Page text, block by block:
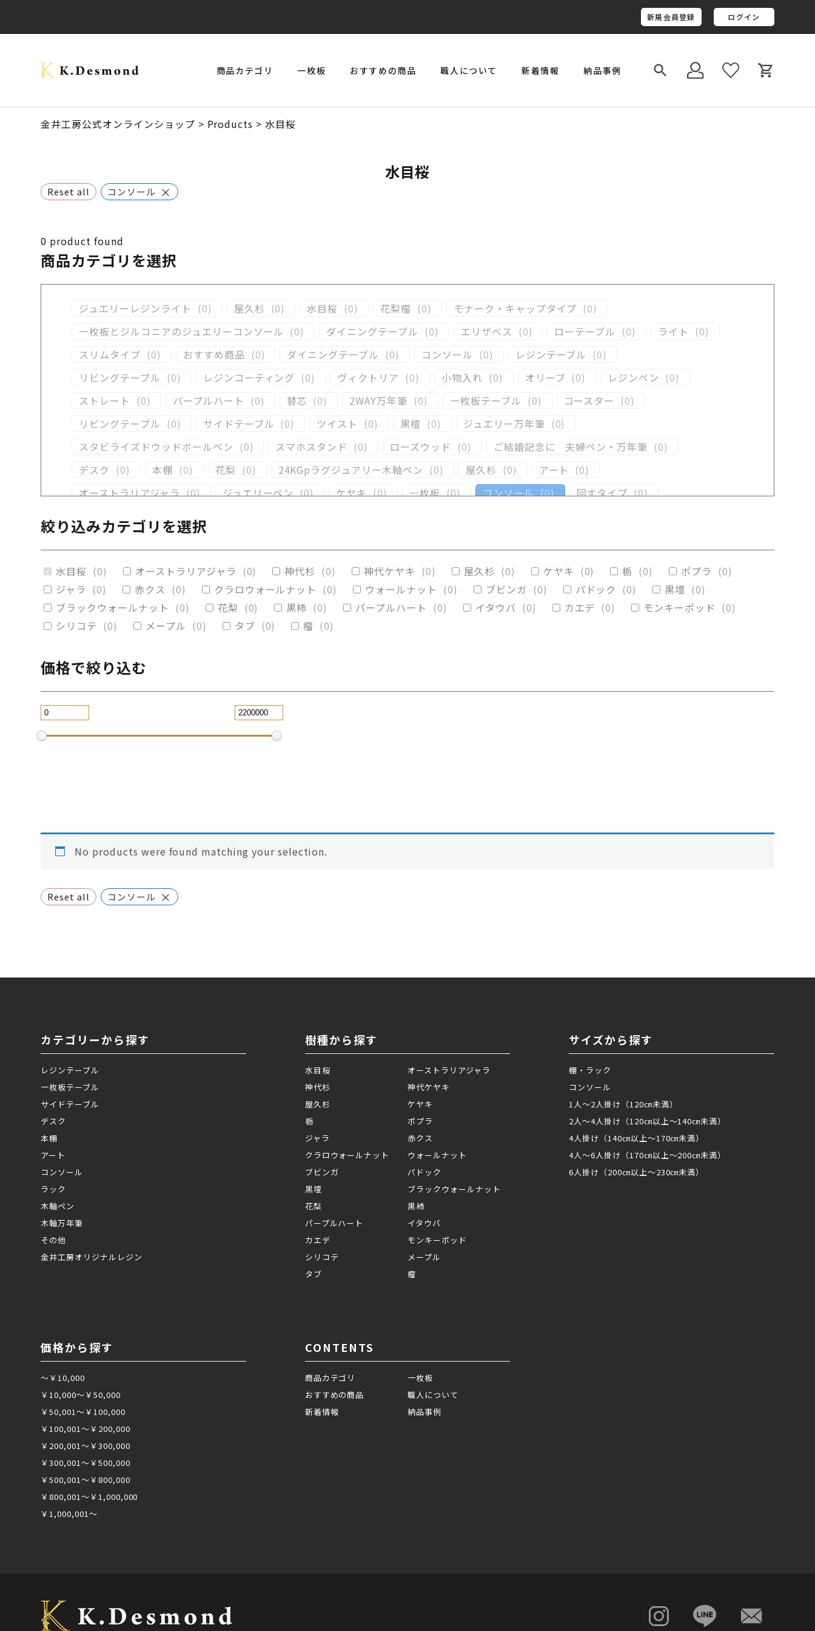
新規会員登録 ログイン
商品カテゴリ 一枚板 おすすめの商品 職人について 新着情報 納品事例
金井工房公式オンラインショップ > Products >水目桜
水目桜
Reset all コンソール ×
0 product found
商品カテゴリを選択
ジュエリーレジンライト (0) 屋久杉 (0) 水目桜 (0) 花梨瘤 (0) モナーク・キャップタイプ (0)
一枚板とジルコニアのジュエリーコンソール (0) ダイニングテーブル (0) エリザベス (0) ローテーブル (0) ライト (0)
スリムタイプ (0) おすすめ商品 (0) ダイニングテーブル (0) コンソール (0) レジンテーブル (0)
リビングテーブル (0) レジンコーティング (0) ヴィクトリア (0) 小物入れ (0) オリーブ (0) レジンペン (0)
ストレート
(0) パープルハート (0) 替芯 (0) 2WAY万年筆 (0) 一枚板テーブル (0) コースター (0)
リビングテーブル (0) サイドテーブル (0) ツイスト (0) 黒檀 (0) ジュエリー万年筆 (0)
スタビライズドウッドボールペン (0) スマホスタンド (0) ローズウッド (0) ご結婚記念に 夫婦ペン・万年筆 (0)
デスク
(0) 本棚 (0) 花梨 (0) 24KGpラグジュアリー木軸ペン (0) 屋久杉 (0) アート (0)
オーストラリアジャラ (0) ジュエリーペン (0) ケヤキ (0) 一枚板 (0) コンソール (0) 回すタイプ (0)
クラロウォールナット
0
ブラックウォールナット
(0) カイヅカイブキ ) モンキーポッド (0 楠木 (0)
絞り込みカテゴリを選択
水目桜 (0) オーストラリアジャラ (0) 神代杉 (0) 神代ケヤキ (0) 屋久杉 (0) ケヤキ (0) 栃 (0) ポプラ (0)
ジャラ (0) 赤クス (0) クラロウォールナット (0) ウォールナット (0) ブビンガ (0) パドック (0) 黒壇 (0)
ブラックウォールナット (0) 花梨 (0) 黒柿 (0) パープルハート (0) イタウバ (0) カエデ (0) モンキーポッド (0)
シリコテ (0) メープル (0) タブ (0) 瘤 (0)
価格で絞り込む
No products were found matching your selection.
Reset all コンソール ×
カテゴリーから探す
レジンテーブル
一枚板テーブル
サイドテーブル
デスク
本棚
アート
コンソール
ラック
木軸ペン
木軸万年筆
その他
金井工房オリジナルレジン
樹種から探す
水目桜
オーストラリアジャラ
神代杉
神代ケヤキ
屋久杉
ケヤキ
栃
ポプラ
ジャラ
赤クス
クラロウォールナット
ウォールナット
ブビンガ
パドック
黒壇
ブラックウォールナット
花梨
黒柿
パープルハート
イタウバ
カエデ
モンキーポッド
シリコテ
メープル
タブ
瘤
サイズから探す
棚・ラック
コンソール
1人～2人掛け（120㎝未満）
2人～4人掛け（120㎝以上～140㎝未満）
4人掛け（140㎝以上～170㎝未満）
4人～6人掛け（170㎝以上～200㎝未満）
6人掛け（200㎝以上～230㎝未満）
価格から探す
～￥10,000
￥10,000～￥50,000
￥50,001～￥100,000
￥100,001～￥200,000
￥200,001～￥300,000
￥300,001～￥500,000
￥500,001～￥800,000
￥800,001～￥1,000,000
￥1,000,001～
CONTENTS
商品カテゴリ
一枚板
おすすめの商品
職人について
新着情報
納品事例